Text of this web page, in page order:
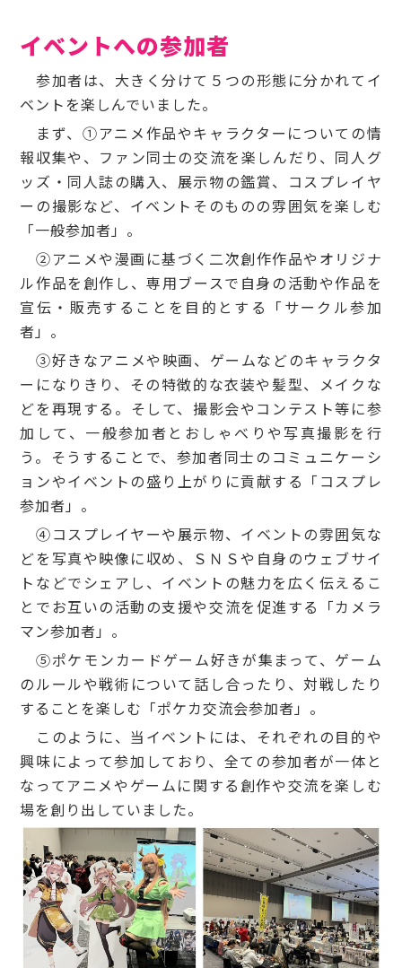
イベントへの参加者
参加者は、大きく分けて５つの形態に分かれてイ
ベントを楽しんでいました。
まず、①アニメ作品やキャラクターについての情
報収集や、ファン同士の交流を楽しんだり、同人グ
ッズ・同人誌の購入、展示物の鑑賞、コスプレイヤ
ーの撮影など、イベントそのものの雰囲気を楽しむ
「一般参加者」。
②アニメや漫画に基づく二次創作作品やオリジナ
ル作品を創作し、専用ブースで自身の活動や作品を
宣伝・販売することを目的とする「サークル参加
者」。
③好きなアニメや映画、ゲームなどのキャラクタ
ーになりきり、その特徴的な衣装や髪型、メイクな
どを再現する。そして、撮影会やコンテスト等に参
加して、一般参加者とおしゃべりや写真撮影を行
う。そうすることで、参加者同士のコミュニケーシ
ョンやイベントの盛り上がりに貢献する「コスプレ
参加者」。
④コスプレイヤーや展示物、イベントの雰囲気な
どを写真や映像に収め、ＳＮＳや自身のウェブサイ
トなどでシェアし、イベントの魅力を広く伝えるこ
とでお互いの活動の支援や交流を促進する「カメラ
マン参加者」。
⑤ポケモンカードゲーム好きが集まって、ゲーム
のルールや戦術について話し合ったり、対戦したり
することを楽しむ「ポケカ交流会参加者」。
このように、当イベントには、それぞれの目的や
興味によって参加しており、全ての参加者が一体と
なってアニメやゲームに関する創作や交流を楽しむ
場を創り出していました。